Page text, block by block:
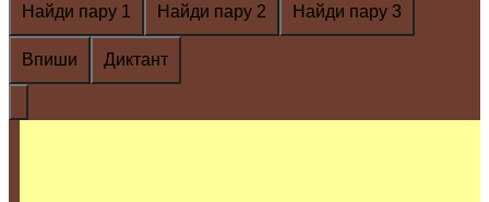
Найди пару 1
Найди пару 2 Найди пару 3
Впиши Диктант